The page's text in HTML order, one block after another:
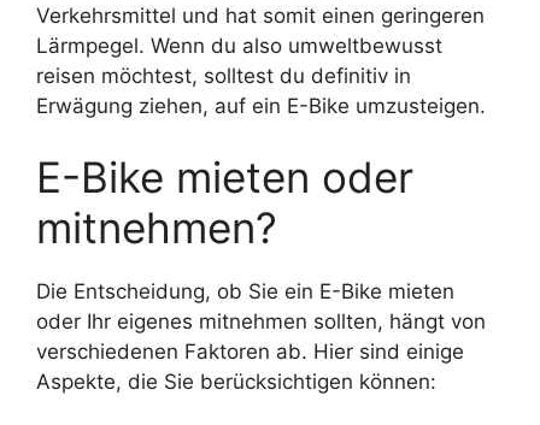
Verkehrsmittel und hat somit einen geringeren
Lärmpegel. Wenn du also umweltbewusst
reisen möchtest, solltest du definitiv in
Erwägung ziehen, auf ein E-Bike umzusteigen.
E-Bike mieten oder
mitnehmen?
Die Entscheidung, ob Sie ein E-Bike mieten
oder Ihr eigenes mitnehmen sollten, hängt von
verschiedenen Faktoren ab. Hier sind einige
Aspekte, die Sie berücksichtigen können: